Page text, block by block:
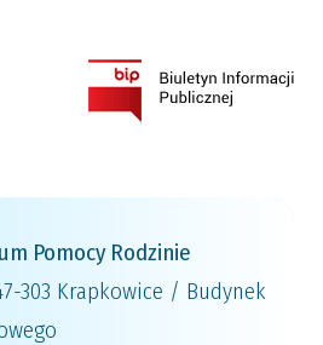
Pomocy Rodzinie
303 Krapkowice / Budynek